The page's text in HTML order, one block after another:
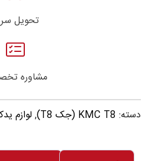
تحویل
مشاوره
دسته: KMC T8 (جک T8) ,لوازم